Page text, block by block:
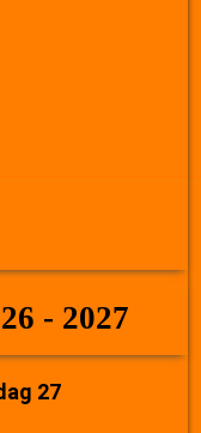
- 2027
27